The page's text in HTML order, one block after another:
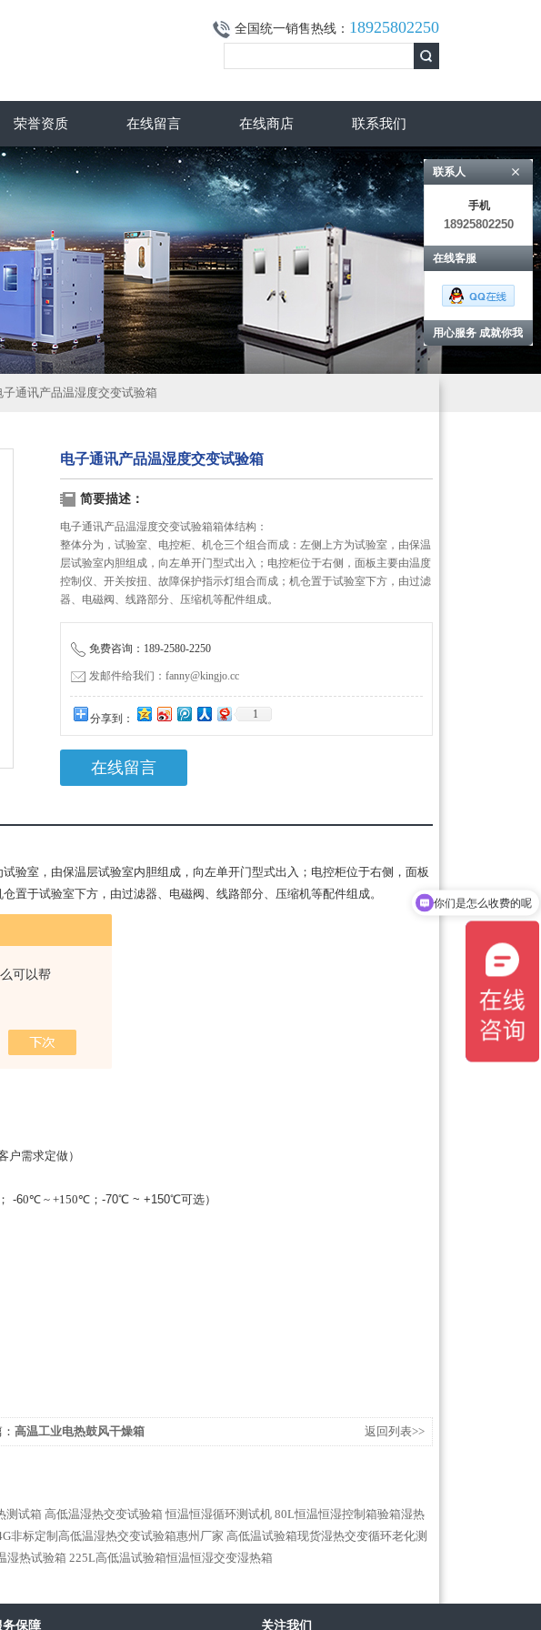
可以帮
全国统一销售热线： 18925802250
荣誉资质 在线留言 在线商店 联系我们
子通讯产品温湿度交变试验箱
电子通讯产品温湿度交变试验箱
简要描述：
电子通讯产品温湿度交变试验箱箱体结构：
整体分为，试验室、电控柜、机仓三个组合而成：左侧上方为试验室，由保温
层试验室内胆组成，向左单开门型式出入；电控柜位于右侧，面板主要由温度
控制仪、开关按扭、故障保护指示灯组合而成；机仓置于试验室下方，由过滤
器、电磁阀、线路部分、压缩机等配件组成。
免费咨询：189-2580-2250
发邮件给我们：fanny@kingjo.cc
分享到： 1
在线留言
验室，由保温层试验室内胆组成，向左单开门型式出入；电控柜位于右侧，面板
置于试验室下方，由过滤器、电磁阀、线路部分、压缩机等配件组成。
户需求定做）
-60℃ ~ +150℃； -70℃ ~ +150℃可选）
高温工业电热鼓风干燥箱 返回列表>>
测试箱 高低温湿热交变试验箱 恒温恒湿循环测试机 80L恒温恒湿控制箱验箱湿热
非标定制高低温湿热交变试验箱惠州厂家 高低温试验箱现货湿热交变循环老化测
湿热试验箱 225L高低温试验箱恒温恒湿交变湿热箱
务保障 关注我们
联系人
手机
18925802250
在线客服
用心服务 成就你我
你们是怎么收费的呢